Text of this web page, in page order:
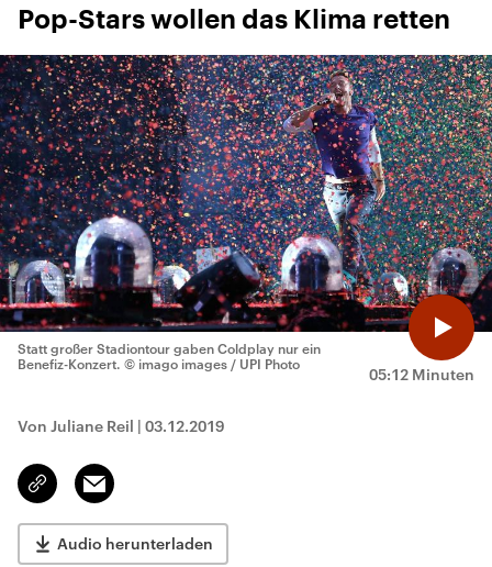
Pop-Stars wollen das Klima retten
05:12 Minuten
Statt großer Stadiontour gaben Coldplay nur ein
Benefiz-Konzert. © imago images / UPI Photo
Von Juliane Reil | 03.12.2019
Link
kopieren/teilen
Email
Audio herunterladen